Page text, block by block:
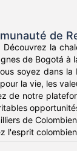
de
! Découvrez la
de Bogotá à
soyez dans la
la vie, les
de notre
de
l'esprit